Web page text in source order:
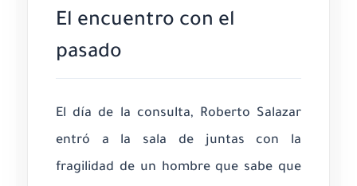
El encuentro con el
pasado
El día de la consulta, Roberto Salazar
entró a la sala de juntas con la
fragilidad de un hombre que sabe que